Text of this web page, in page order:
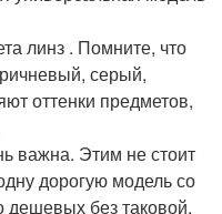
линз . Помните, что
серый,
оттенки предметов,
важна. Этим не стоит
дорогую модель со
дешевых без таковой,